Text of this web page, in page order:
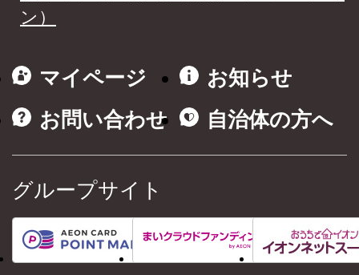
ン）
マイページ
お知らせ
お問い合わせ
自治体の方へ
グループサイト